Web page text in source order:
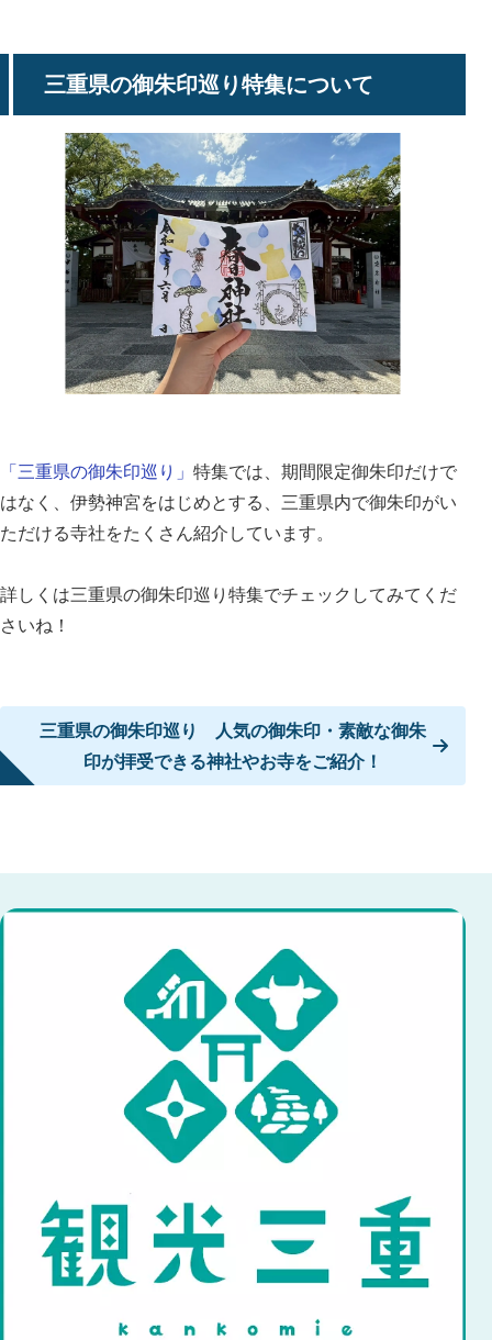
三重県の御朱印巡り特集について
「三重県の御朱印巡り」 特集では、期間限定御朱印だけで
はなく、伊勢神宮をはじめとする、三重県内で御朱印がい
ただける寺社をたくさん紹介しています。
詳しくは三重県の御朱印巡り特集でチェックしてみてくだ
さいね！
三重県の御朱印巡り 人気の御朱印・素敵な御朱
印が拝受できる神社やお寺をご紹介！